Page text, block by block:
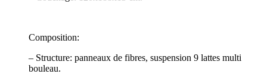
Composition:
– Structure: panneaux de fibres, suspension 9 lattes multi
bouleau.